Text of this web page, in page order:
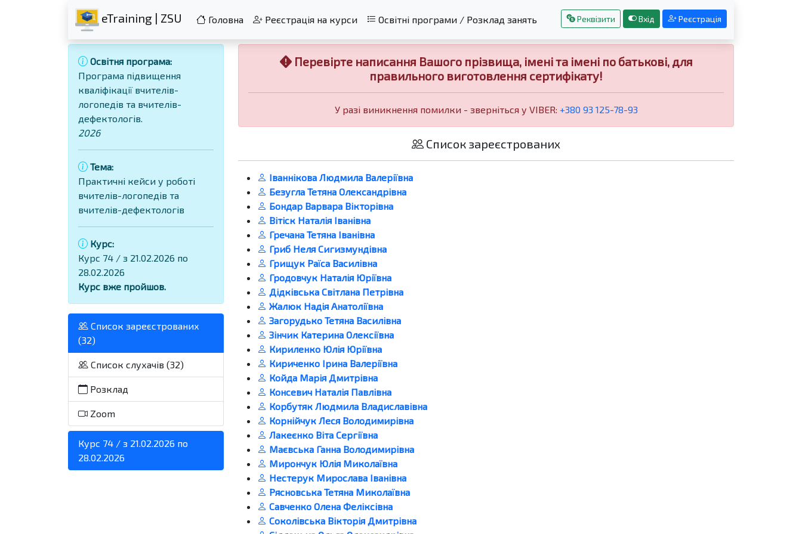
eTraining | ZSU Головна Реєстрація на курси Освітні програми / Розклад занять Реквізити Вхід Реєстрація
Освітня програма:
Програма підвищення
кваліфікації вчителів-
логопедів та вчителів-
дефектологів.
2026
Тема:
Практичні кейси у роботі
вчителів-логопедів та
вчителів-дефектологів
Курс:
Курс 74 / з 21.02.2026 по
28.02.2026
Курс вже пройшов.
Список зареєстрованих
(32)
Список слухачів (32)
Розклад
Zoom
Курс 74 / з 21.02.2026 по
28.02.2026
Перевірте написання Вашого прізвища, імені та імені по батькові, для
правильного виготовлення сертифікату!
У разі виникнення помилки - зверніться у VIBER: +380 93 125-78-93
Список зареєстрованих
Іваннікова Людмила Валеріївна
Безугла Тетяна Олександрівна
Бондар Варвара Вікторівна
Вітіск Наталія Іванівна
Гречана Тетяна Іванівна
Гриб Неля Сигизмундівна
Грищук Раїса Василівна
Гродовчук Наталія Юріївна
Дідківська Світлана Петрівна
Жалюк Надія Анатоліївна
Загорудько Тетяна Василівна
Зінчик Катерина Олексіївна
Кириленко Юлія Юріївна
Кириченко Ірина Валеріївна
Койда Марія Дмитрівна
Консевич Наталія Павлівна
Корбутяк Людмила Владиславівна
Корнійчук Леся Володимирівна
Лакеєнко Віта Сергіївна
Маєвська Ганна Володимирівна
Мирончук Юлія Миколаївна
Нестерук Мирослава Іванівна
Рясновська Тетяна Миколаївна
Савченко Олена Феліксівна
Соколівська Вікторія Дмитрівна